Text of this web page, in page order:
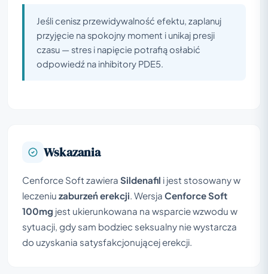
Jeśli cenisz przewidywalność efektu, zaplanuj
przyjęcie na spokojny moment i unikaj presji
czasu — stres i napięcie potrafią osłabić
odpowiedź na inhibitory PDE5.
Wskazania
Cenforce Soft zawiera Sildenafil i jest stosowany w
leczeniu zaburzeń erekcji . Wersja Cenforce Soft
100mg jest ukierunkowana na wsparcie wzwodu w
sytuacji, gdy sam bodziec seksualny nie wystarcza
do uzyskania satysfakcjonującej erekcji.